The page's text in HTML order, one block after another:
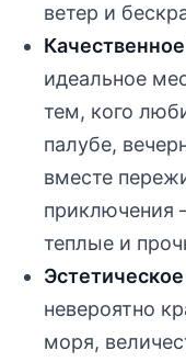
ветер и
идеальное
тем, кого
палубе,
вместе
приключения
теплые и
невероятно
моря,